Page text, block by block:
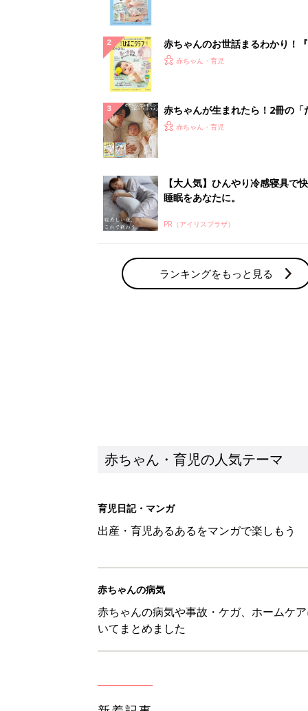
赤ちゃんのお世話まるわかり！
てのひよこクラブ 夏号』〈巻頭
赤ちゃん・育児
赤ちゃんが生まれたら！2冊の「
ひよ」
赤ちゃん・育児
【大人気】ひんやり冷感寝具で
睡眠をあなたに。
PR（アイリスプラザ）
ランキングをもっと見る
赤ちゃん・育児の人気テーマ
育児日記・マンガ
出産・育児あるあるをマンガで楽しもう
赤ちゃんの病気
赤ちゃんの病気や事故・ケガ、ホームケ
いてまとめました